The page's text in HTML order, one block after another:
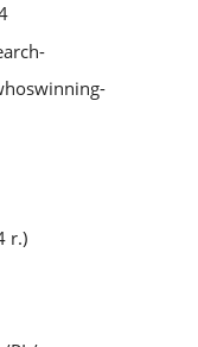
r.)